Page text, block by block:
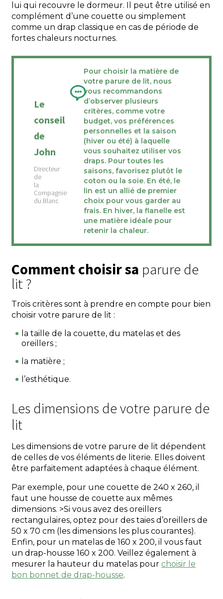
lui qui recouvre le dormeur. Il peut être utilisé en
complément d’une couette ou simplement
comme un drap classique en cas de période de
fortes chaleurs nocturnes.
Le
conseil
de
John
Pour choisir la matière de
votre parure de lit, nous
vous recommandons
d’observer plusieurs
critères, comme votre
budget, vos préférences
personnelles et la saison
(hiver ou été) à laquelle
vous souhaitez utiliser vos
draps. Pour toutes les
saisons, favorisez plutôt le
coton ou la soie. En été, le
lin est un allié de premier
choix pour vous garder au
frais. En hiver, la flanelle est
une matière idéale pour
retenir la chaleur.
Comment choisir sa parure de
lit ?
Trois critères sont à prendre en compte pour bien
choisir votre parure de lit :
la taille de la couette, du matelas et des
oreillers ;
la matière ;
l’esthétique.
Les dimensions de votre parure de
lit
Les dimensions de votre parure de lit dépendent
de celles de vos éléments de literie. Elles doivent
être parfaitement adaptées à chaque élément.
Par exemple, pour une couette de 240 x 260, il
faut une housse de couette aux mêmes
dimensions. >Si vous avez des oreillers
rectangulaires, optez pour des taies d’oreillers de
50 x 70 cm (les dimensions les plus courantes).
Enfin, pour un matelas de 160 x 200, il vous faut
un drap-housse 160 x 200. Veillez également à
mesurer la hauteur du matelas pour choisir le
bon bonnet de drap-housse.